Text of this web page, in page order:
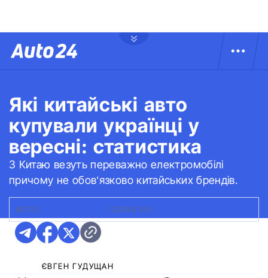
Які китайські авто
купували українці у
вересні: статистика
З Китаю везуть переважно електромобілі
причому не обов’язково китайських брендів.
ФОТО: ZEEKR 001
ЄВГЕН ГУДУЩАН